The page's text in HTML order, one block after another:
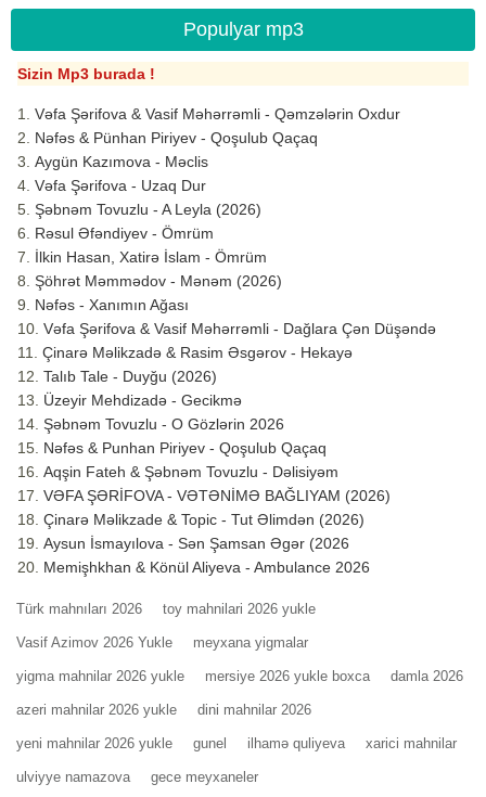
Populyar mp3
Sizin Mp3 burada !
Vəfa Şərifova & Vasif Məhərrəmli - Qəmzələrin Oxdur
Nəfəs & Pünhan Piriyev - Qoşulub Qaçaq
Aygün Kazımova - Məclis
Vəfa Şərifova - Uzaq Dur
Şəbnəm Tovuzlu - A Leyla (2026)
Rəsul Əfəndiyev - Ömrüm
İlkin Hasan, Xatirə İslam - Ömrüm
Şöhrət Məmmədov - Mənəm (2026)
Nəfəs - Xanımın Ağası
Vəfa Şərifova & Vasif Məhərrəmli - Dağlara Çən Düşəndə
Çinarə Məlikzadə & Rasim Əsgərov - Hekayə
Talıb Tale - Duyğu (2026)
Üzeyir Mehdizadə - Gecikmə
Şəbnəm Tovuzlu - O Gözlərin 2026
Nəfəs & Punhan Piriyev - Qoşulub Qaçaq
Aqşin Fateh & Şəbnəm Tovuzlu - Dəlisiyəm
VƏFA ŞƏRİFOVA - VƏTƏNİMƏ BAĞLIYAM (2026)
Çinarə Məlikzade & Topic - Tut Əlimdən (2026)
Aysun İsmayılova - Sən Şamsan Əgər (2026
Memişhkhan & Könül Aliyeva - Ambulance 2026
Türk mahnıları 2026 toy mahnilari 2026 yukle
Vasif Azimov 2026 Yukle meyxana yigmalar
yigma mahnilar 2026 yukle mersiye 2026 yukle boxca damla 2026
azeri mahnilar 2026 yukle dini mahnilar 2026
yeni mahnilar 2026 yukle gunel ilhamə quliyeva xarici mahnilar
ulviyye namazova gece meyxaneler